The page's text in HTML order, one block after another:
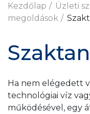
Kezdőlap Üzleti
megoldások
Ha nem elégedett
technológiai víz
működésével, egy